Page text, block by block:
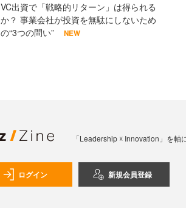
VC出資で「戦略的リターン」は得られる
か？ 事業会社が投資を無駄にしないため
の“3つの問い”
NEW
「Leadership ☓ Innovation」を軸
ログイン 新規会員登録